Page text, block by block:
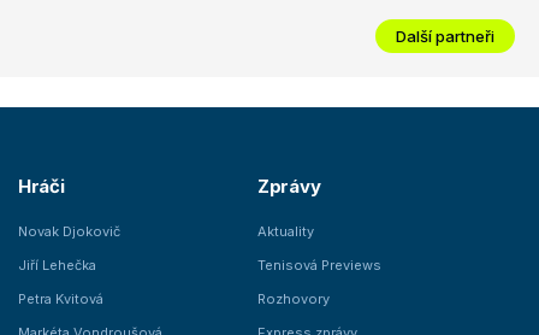
Další partneři
Hráči
Novak Djokovič
Jiří Lehečka
Petra Kvitová
Zprávy
Aktuality
Tenisová Previews
Rozhovory